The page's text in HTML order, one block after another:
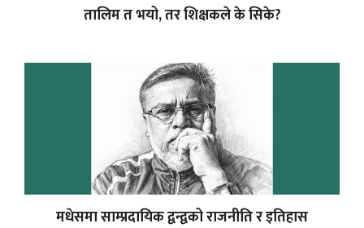
तालिम त भयो, तर शिक्षकले के सिके?
मधेसमा साम्प्रदायिक द्वन्द्वको राजनीति र इतिहास